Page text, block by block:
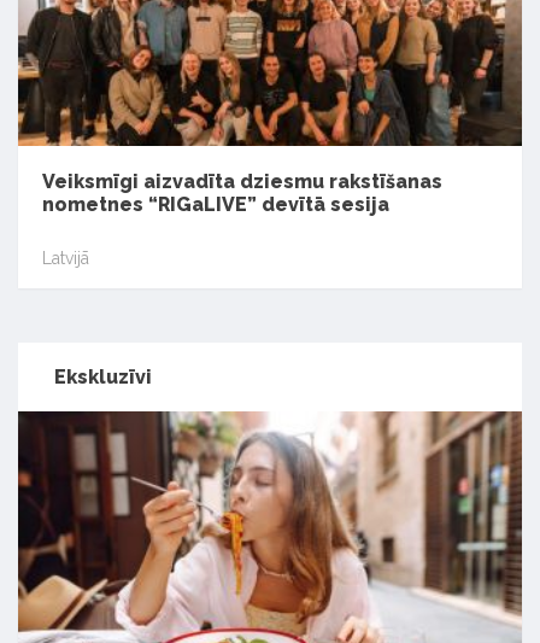
Veiksmīgi aizvadīta dziesmu rakstīšanas
nometnes “RIGaLIVE” devītā sesija
Latvijā
Ekskluzīvi